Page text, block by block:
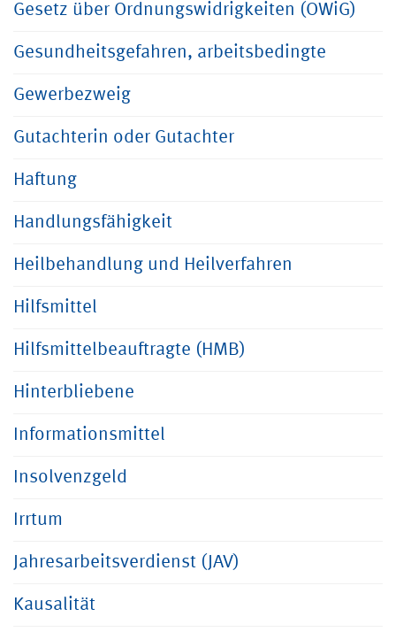
Gesetz über Ordnungswidrigkeiten (OWiG)
Gesundheitsgefahren, arbeitsbedingte
Gewerbezweig
Gutachterin oder Gutachter
Haftung
Handlungsfähigkeit
Heilbehandlung und Heilverfahren
Hilfsmittel
Hilfsmittelbeauftragte (HMB)
Hinterbliebene
Informationsmittel
Insolvenzgeld
Irrtum
Jahresarbeitsverdienst (JAV)
Kausalität